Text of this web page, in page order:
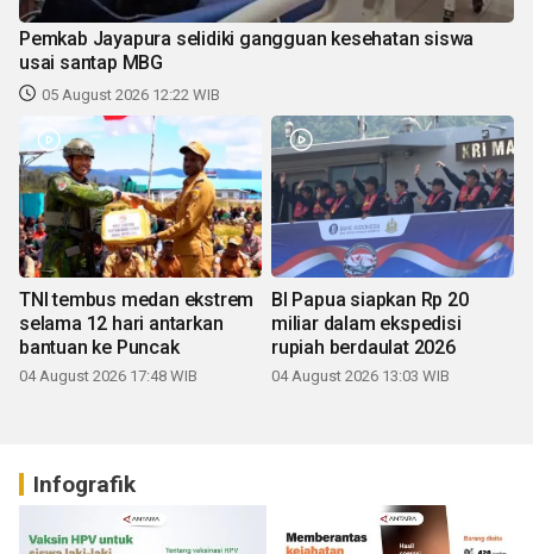
Pemkab Jayapura selidiki gangguan kesehatan siswa
usai santap MBG
05 August 2026 12:22 WIB
TNI tembus medan ekstrem
selama 12 hari antarkan
bantuan ke Puncak
04 August 2026 17:48 WIB
BI Papua siapkan Rp 20
miliar dalam ekspedisi
rupiah berdaulat 2026
04 August 2026 13:03 WIB
Infografik